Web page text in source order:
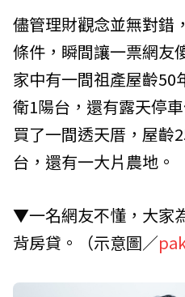
儘管理財觀念並無對錯
條件，瞬間讓一票網友
家中有一間祖產屋齡50
衛1陽台，還有露天停
買了一間透天厝，屋齡
台，還有一大片農地。
▼一名網友不懂，大家
背房貸。（示意圖／